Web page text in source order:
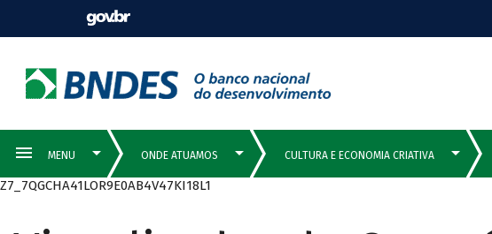
Z7_7QGCHA41LOR9E0AB4V47KI18L1